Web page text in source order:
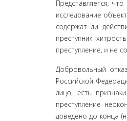
Представляется,
исследование
содержат ли
преступник
преступление, и не
Добровольный
Российской
лицо, есть
преступление
доведено до конца